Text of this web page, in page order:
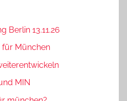
Berlin 13.11.26
für München
MIN